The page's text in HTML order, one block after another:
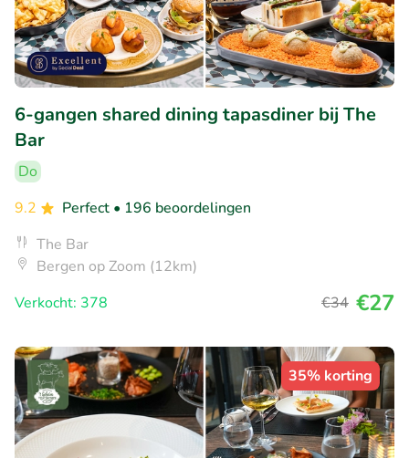
6-gangen shared dining tapasdiner bij The
Bar
Do
9.2
Perfect • 196 beoordelingen
The Bar
Bergen op Zoom (12km)
Verkocht: 378
€34 €27
35% korting